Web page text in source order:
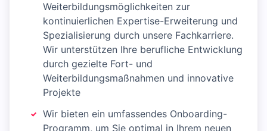
Weiterbildungsmöglichkeiten zur
kontinuierlichen Expertise-Erweiterung und
Spezialisierung durch unsere Fachkarriere.
Wir unterstützen Ihre berufliche Entwicklung
durch gezielte Fort- und
Weiterbildungsmaßnahmen und innovative
Projekte
Wir bieten ein umfassendes Onboarding-
Programm, um Sie optimal in Ihrem neuen